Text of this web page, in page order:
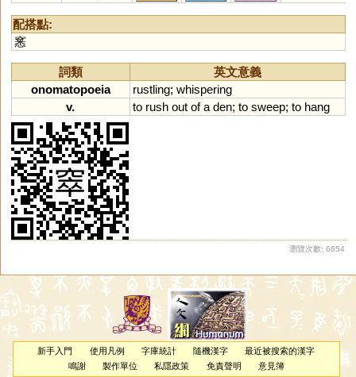
配搭點:
窸
詞類
英文意義
onomatopoeia
rustling; whispering
v.
to rush out of a den; to sweep; to hang
瀏覽次數: 6654
新手入門 使用凡例 字庫統計 隨機漢字
最近被搜索的漢字
鳴謝
製作單位 私隱政策 免責聲明 意見簿